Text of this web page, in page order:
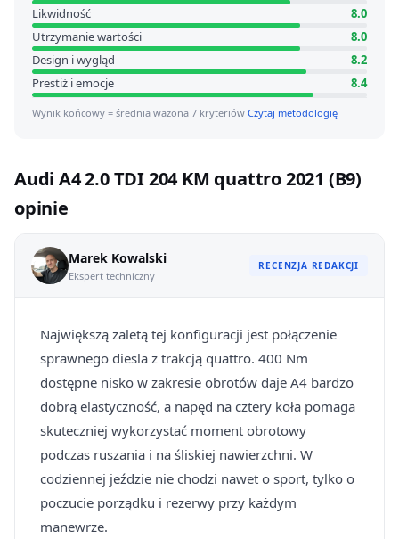
Likwidność
8.0
Utrzymanie wartości
8.0
Design i wygląd
8.2
Prestiż i emocje
8.4
Wynik końcowy = średnia ważona 7 kryteriów Czytaj metodologię
Audi A4 2.0 TDI 204 KM quattro 2021 (B9)
opinie
Marek Kowalski
Ekspert techniczny
RECENZJA REDAKCJI
Największą zaletą tej konfiguracji jest połączenie
sprawnego diesla z trakcją quattro. 400 Nm
dostępne nisko w zakresie obrotów daje A4 bardzo
dobrą elastyczność, a napęd na cztery koła pomaga
skuteczniej wykorzystać moment obrotowy
podczas ruszania i na śliskiej nawierzchni. W
codziennej jeździe nie chodzi nawet o sport, tylko o
poczucie porządku i rezerwy przy każdym
manewrze.